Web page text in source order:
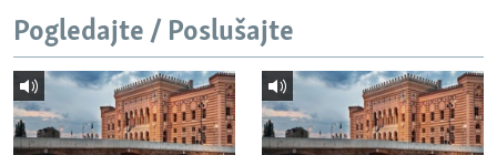
Pogledajte / Poslušajte